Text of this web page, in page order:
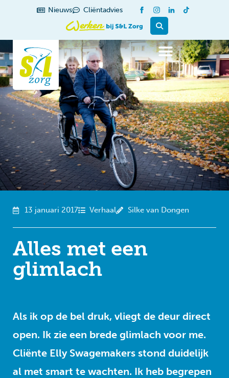
Nieuws Cliëntadvies
13 januari 2017 Verhaal Silke van Dongen
Alles met een
glimlach
Als ik op de bel druk, vliegt de deur direct
open. Ik zie een brede glimlach voor me.
Cliënte Elly Swagemakers stond duidelijk
al met smart te wachten. Ik heb begrepen